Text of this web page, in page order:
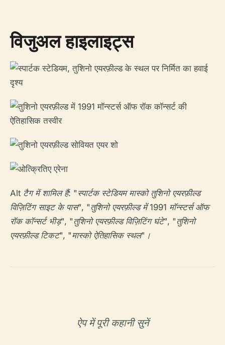
विजुअल हाइलाइट्स
Alt टैग में शामिल हैं: "स्पार्टक स्टेडियम मास्को तुशिनो एयरफ़ील्ड
विज़िटिंग साइट के पास", "तुशिनो एयरफ़ील्ड में 1991 मॉन्स्टर्स ऑफ
रॉक कॉन्सर्ट भीड़", "तुशिनो एयरफ़ील्ड विज़िटिंग घंटे", "तुशिनो
एयरफ़ील्ड टिकट", "मास्को ऐतिहासिक स्थल"।
ऐप में पूरी कहानी सुनें